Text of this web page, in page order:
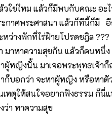
วใช่ไหม แล้วก็มีพบกับคณะ อ
กาศพระศาสนา แล้วก็ทีนี้ก็มี
หว่างพักที่ไร่ฝ้ายโปรดชฎิล
มาหาความสุขกัน แล้วก็คนหนึ่
ผู้หญิงนั้น มาเจอพระพุทธเจ้า
ก็บอกว่า จะหาผู้หญิง หรือหาตั
เหตุให้สนใจอยากฟังธรรม ก็นี่
า หาความสุข